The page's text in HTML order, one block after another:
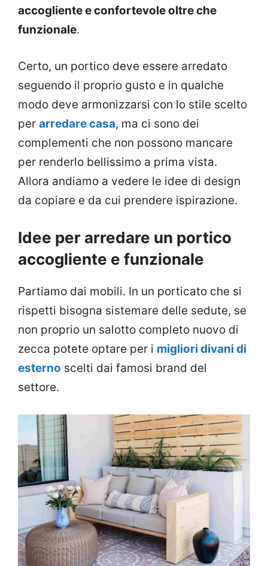
accogliente e confortevole oltre che
funzionale.
Certo, un portico deve essere arredato
seguendo il proprio gusto e in qualche
modo deve armonizzarsi con lo stile scelto
per arredare casa, ma ci sono dei
complementi che non possono mancare
per renderlo bellissimo a prima vista.
Allora andiamo a vedere le idee di design
da copiare e da cui prendere ispirazione.
Idee per arredare un portico
accogliente e funzionale
Partiamo dai mobili. In un porticato che si
rispetti bisogna sistemare delle sedute, se
non proprio un salotto completo nuovo di
zecca potete optare per i migliori divani di
esterno scelti dai famosi brand del
settore.